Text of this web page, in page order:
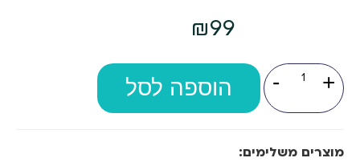
₪99
-
כמות
של
להליכון
+ הוספה לסל
מוצרים משלימים: